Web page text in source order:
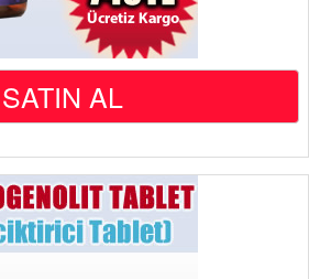
SATIN AL